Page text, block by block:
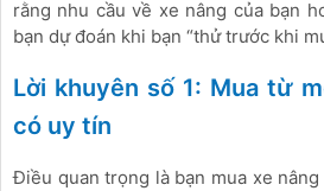
rằng nhu cầu về xe nâng của bạn
bạn dự đoán khi bạn “thử trước khi
Lời khuyên số 1: Mua từ
có uy tín
Điều quan trọng là bạn mua xe